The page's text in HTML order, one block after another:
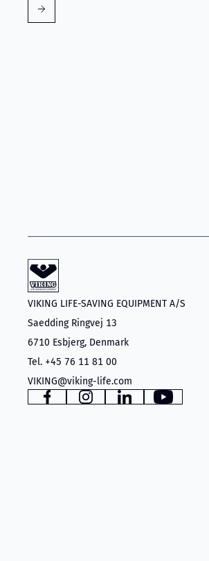
VIKING LIFE-SAVING EQUIPMENT A/S
Saedding Ringvej 13
6710 Esbjerg, Denmark
Tel. +45 76 11 81 00
VIKING@viking-life.com
www.facebook.com
www.instagram.com
www.linkedin.com
YouTube